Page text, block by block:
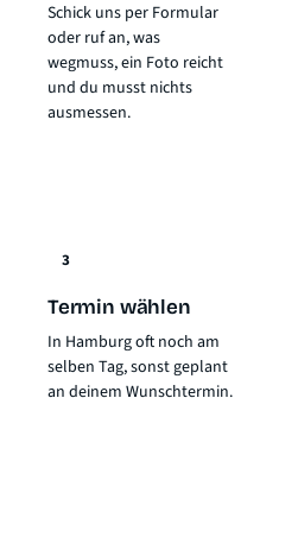
Schick uns per Formular
oder ruf an, was
wegmuss, ein Foto reicht
und du musst nichts
ausmessen.
3
Termin wählen
In Hamburg oft noch am
selben Tag, sonst geplant
an deinem Wunschtermin.